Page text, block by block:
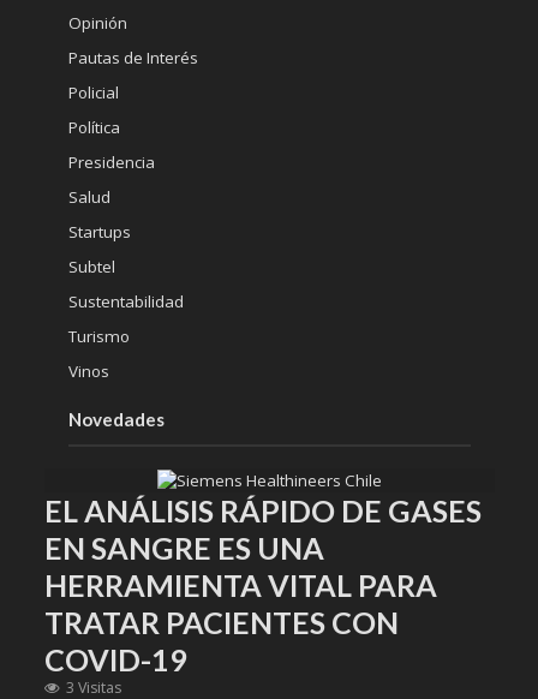
Opinión
Pautas de Interés
Policial
Política
Presidencia
Salud
Startups
Subtel
Sustentabilidad
Turismo
Vinos
Novedades
EL ANÁLISIS RÁPIDO DE GASES
EN SANGRE ES UNA
HERRAMIENTA VITAL PARA
TRATAR PACIENTES CON
COVID-19
3 Visitas